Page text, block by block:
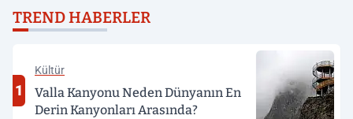
TREND HABERLER
1
Kültür
Valla Kanyonu Neden Dünyanın En
Derin Kanyonları Arasında?